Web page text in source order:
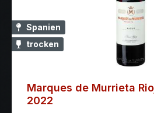
Spanien
trocken
Marques de Murrieta
2022